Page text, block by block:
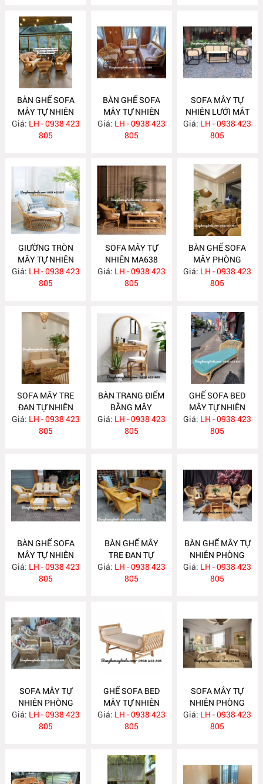
BÀN GHẾ SOFA
MÂY TỰ NHIÊN
MA663
Giá: LH - 0938 423
805
BÀN GHẾ SOFA
MÂY TỰ NHIÊN
MA657
Giá: LH - 0938 423
805
SOFA MÂY TỰ
NHIÊN LƯỚI MẮT
CÁO MA656
Giá: LH - 0938 423
805
GIƯỜNG TRÒN
MÂY TỰ NHIÊN
MA652
Giá: LH - 0938 423
805
SOFA MÂY TỰ
NHIÊN MA638
Giá: LH - 0938 423
805
BÀN GHẾ SOFA
MÂY PHÒNG
KHÁCH HIỆN ĐẠI
MA637
Giá: LH - 0938 423
805
SOFA MÂY TRE
ĐAN TỰ NHIÊN
MA636
Giá: LH - 0938 423
805
BÀN TRANG ĐIỂM
BẰNG MÂY
MA635
Giá: LH - 0938 423
805
GHẾ SOFA BED
MÂY TỰ NHIÊN
MA625
Giá: LH - 0938 423
805
BÀN GHẾ SOFA
MÂY TỰ NHIÊN
PHÒNG KHÁCH
MA624
Giá: LH - 0938 423
805
BÀN GHẾ MÂY
TRE ĐAN TỰ
NHIÊN MA622
Giá: LH - 0938 423
805
BÀN GHẾ MÂY TỰ
NHIÊN PHÒNG
KHÁCH LƯỚI MẮT
CÁO MA621
Giá: LH - 0938 423
805
SOFA MÂY TỰ
NHIÊN PHÒNG
KHÁCH MA620
Giá: LH - 0938 423
805
GHẾ SOFA BED
MÂY TỰ NHIÊN
MA615
Giá: LH - 0938 423
805
SOFA MÂY TỰ
NHIÊN PHÒNG
KHÁCH MA612
Giá: LH - 0938 423
805